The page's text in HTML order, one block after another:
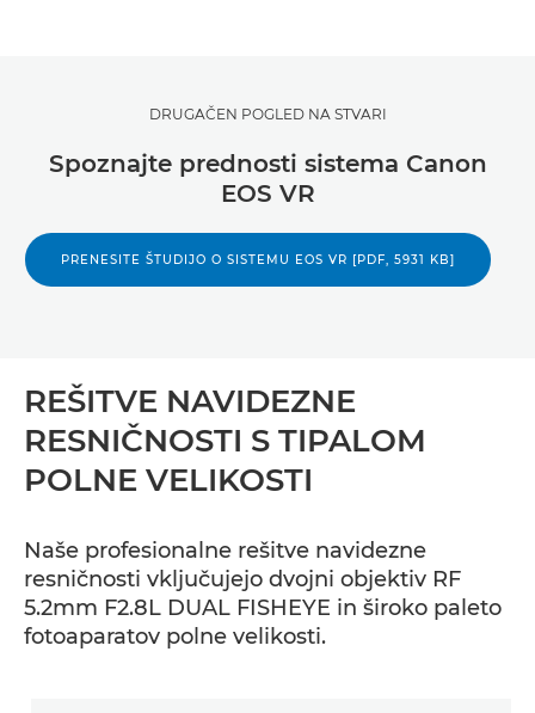
DRUGAČEN POGLED NA STVARI
Spoznajte prednosti sistema Canon
EOS VR
PRENESITE ŠTUDIJO O SISTEMU EOS VR [PDF, 5931 KB]
REŠITVE NAVIDEZNE
RESNIČNOSTI S TIPALOM
POLNE VELIKOSTI
Naše profesionalne rešitve navidezne
resničnosti vključujejo dvojni objektiv RF
5.2mm F2.8L DUAL FISHEYE in široko paleto
fotoaparatov polne velikosti.